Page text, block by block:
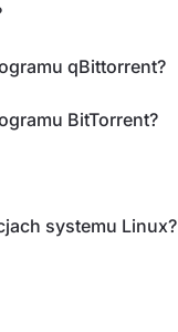
qBittorrent?
BitTorrent?
systemu Linux?